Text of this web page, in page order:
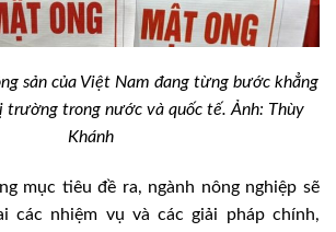
sản của Việt Nam đang từng bước khẳng
trong nước và quốc tế. Ảnh: Thùy
Khánh
mục tiêu đề ra, ngành nông nghiệp sẽ
các nhiệm vụ và các giải pháp chính,